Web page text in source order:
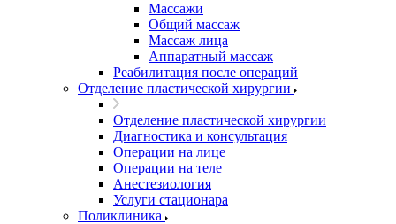
Массажи
Общий массаж
Массаж лица
Аппаратный массаж
Реабилитация после операций
Отделение пластической хирургии
Отделение пластической хирургии
Диагностика и консультация
Операции на лице
Операции на теле
Анестезиология
Услуги стационара
Поликлиника